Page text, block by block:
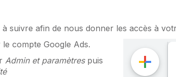
à suivre afin de nous donner les accès à
compte Google Ads.
Admin et paramètrespuis